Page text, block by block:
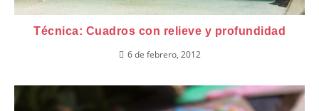
Técnica: Cuadros con relieve y profundidad
6 de febrero, 2012